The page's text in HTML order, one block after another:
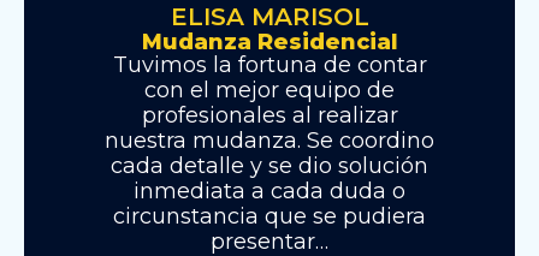
ELISA MARISOL
Mudanza Residencial
Tuvimos la fortuna de contar
con el mejor equipo de
profesionales al realizar
nuestra mudanza. Se coordino
cada detalle y se dio solución
inmediata a cada duda o
circunstancia que se pudiera
presentar…